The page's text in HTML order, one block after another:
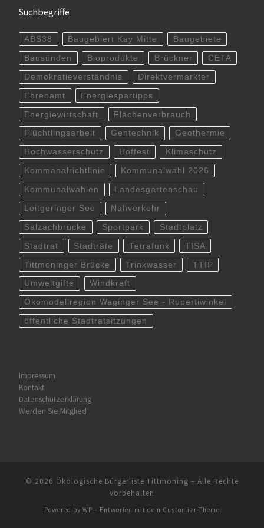
Suchbegriffe
ABS38 Baugebiert Kay Mitte Baugebiete
Bausünden Bioprodukte Brückner CETA
Demokratieverständnis Direktvermarkter
Ehrenamt Energiespartipps
Energiewirtschaft Flächenverbrauch
Flüchtlingsarbeit Gentechnik Geothermie
Hochwasserschutz Hoffest Klimaschutz
Kommanalrichtlinie Kommunalwahl 2026
Kommunalwahlen Landesgartenschau
Leitgeringer See Nahverkehr
Salzachbrücke Sportpark Stadtplatz
Stadtrat Stadträte Tetrafunk TISA
Tittmoninger Brücke Trinkwasser TTIP
Umweltgifte Windkraft
Ökomodellregion Waginger See - Rupertiwinkel
öffentliche Stadtratsitzungen
Impressum
Kontakt
Datenschutzerklärung
Werden Sie Mitglied
© 2026 Ökologische Bürgerliste Tittmoning – Alle Rechte
vorbehalten
Powered by WP – Entworfen mit dem Customizr-Theme